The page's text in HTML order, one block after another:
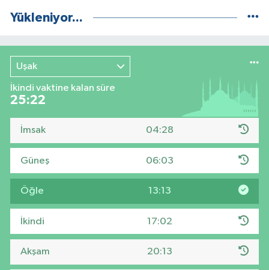
Yükleniyor...
Uşak
İkindi vaktine kalan süre
25:21
İmsak 04:28
Güneş 06:03
Öğle 13:13
İkindi 17:02
Akşam 20:13